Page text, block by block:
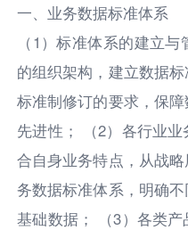
一、业务数据标准体系
（1）标准体系的建立
的组织架构，建立数据
标准制修订的要求，保
先进性； （2）各行业
合自身业务特点，从战
务数据标准体系，明确
基础数据； （3）各类产